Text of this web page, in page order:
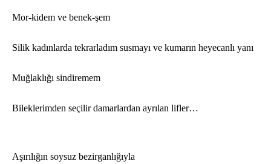
Mor-kidem ve benek-şem
Silik kadınlarda tekrarladım susmayı ve kumarın heyecanlı yanı
Muğlaklığı sindiremem
Bileklerimden seçilir damarlardan ayrılan lifler…
Aşırılığın soysuz bezirganlığıyla